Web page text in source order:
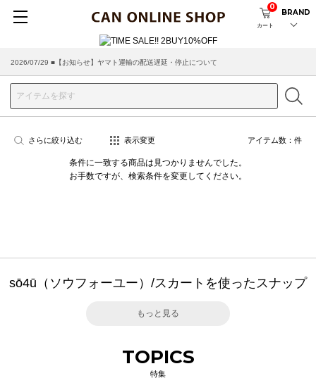
カート
0
BRAND
2026/07/29 ■【お知らせ】ヤマト運輸の配送遅延・停止について
さらに絞り込む 表示変更 アイテム数： 件
条件に一致する商品は見つかりませんでした。
お手数ですが、検索条件を変更してください。
sō4ū（ソウフォーユー）/スカートを使ったスナップ
もっと見る
TOPICS
特集